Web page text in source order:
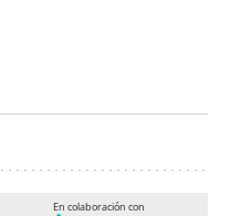
En colaboración con